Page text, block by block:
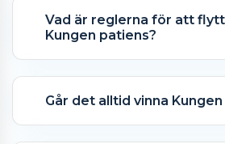
Vad är reglerna för att
Kungen patiens?
Går det alltid vinna